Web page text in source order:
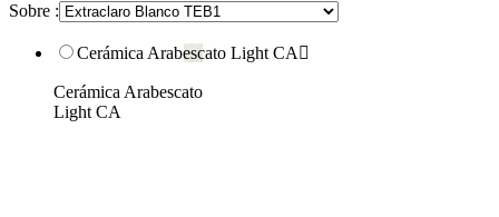
Sobre :
Cerámica Arabescato Light CA 
Cerámica Arabescato
Light CA